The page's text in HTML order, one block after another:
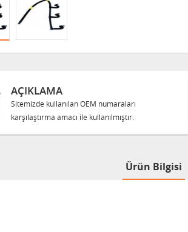
AÇIKLAMA
Sitemizde kullanılan OEM numaraları
karşılaştırma amacı ile kullanılmıştır.
Ürün Bilgisi